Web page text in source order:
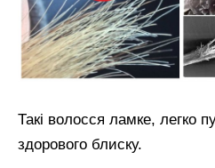
Такі волосся ламке, легко
здорового блиску.